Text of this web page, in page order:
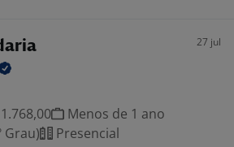
27 jul
Menos de 1 ano
Grau)
Presencial